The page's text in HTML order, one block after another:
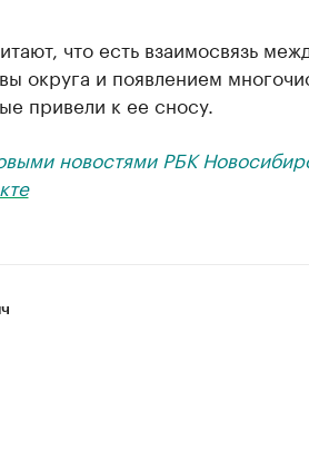
что есть взаимосвязь
округа и появлением
привели к ее сносу.
новостями РБК